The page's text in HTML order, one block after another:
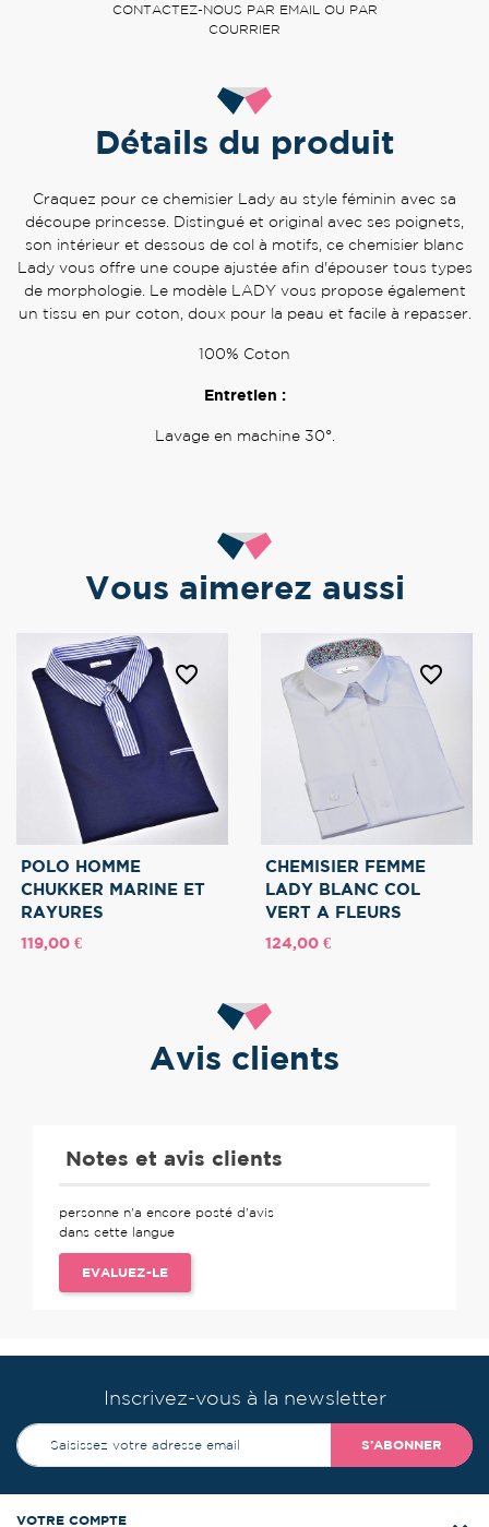
CONTACTEZ-NOUS PAR EMAIL OU PAR
COURRIER
Détails du produit
Craquez pour ce chemisier Lady au style féminin avec sa
découpe princesse. Distingué et original avec ses poignets,
son intérieur et dessous de col à motifs, ce chemisier blanc
Lady vous offre une coupe ajustée afin d'épouser tous types
de morphologie. Le modèle LADY vous propose également
un tissu en pur coton, doux pour la peau et facile à repasser.
100% Coton
Entretien :
Lavage en machine 30°.
Vous aimerez aussi
POLO HOMME
CHUKKER MARINE ET
RAYURES
favorite_border
Prix
119,00 €
CHEMISIER FEMME
LADY BLANC COL
VERT A FLEURS
favorite_border
Prix
124,00 €
Avis clients
Notes et avis clients
personne n'a encore posté d'avis
dans cette langue
EVALUEZ-LE
Inscrivez-vous à la newsletter
S’ABONNER
VOTRE COMPTE